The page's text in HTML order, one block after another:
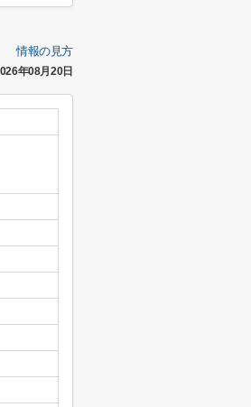
情報の見方
年08月20日